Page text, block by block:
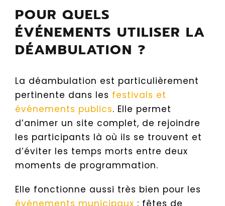
POUR QUELS
ÉVÉNEMENTS UTILISER LA
DÉAMBULATION ?
La déambulation est particulièrement
pertinente dans les festivals et
événements publics. Elle permet
d’animer un site complet, de rejoindre
les participants là où ils se trouvent et
d’éviter les temps morts entre deux
moments de programmation.
Elle fonctionne aussi très bien pour les
événements municipaux : fêtes de